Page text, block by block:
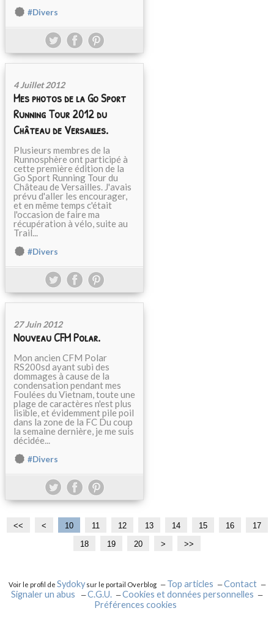
#Divers
4 Juillet 2012
Mes photos de la Go Sport
Running Tour 2012 du
Château de Versailles.
Plusieurs membres de la
Runnosphère ont participé à
cette première édition de la
Go Sport Running Tour du
Château de Versailles. J'avais
prévu d'aller les encourager,
et en même temps c'était
l'occasion de faire ma
récupération à vélo, suite au
Trail...
#Divers
27 Juin 2012
Nouveau CFM Polar.
Mon ancien CFM Polar
RS200sd ayant subi des
dommages à cause de la
condensation pendant mes
Foulées du Vietnam, toute une
plage de caractères n'est plus
lisible, et évidemment pile poil
dans la zone de la FC Du coup
la semaine dernière, je me suis
décidée...
#Divers
<< < 10 11 12 13 14 15 16
17
18
19 20
3
4
> >>
Voir le profil de Sydokysur le portail Overblog Top articles
Contact
Signaler un abus
C.G.U.
Cookies et données personnelles
Préférences cookies